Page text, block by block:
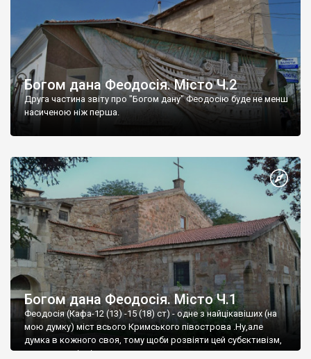
Богом дана Феодосія. Місто Ч.2
Друга частина звіту про "Богом дану" Феодосію буде не менш
насиченою ніж перша.
Богом дана Феодосія. Місто Ч.1
Феодосія (Кафа-12 (13) -15 (18) ст) - одне з найцікавіших (на
мою думку) міст всього Кримського півострова .Ну,але
думка в кожного своя, тому щоби розвіяти цей субєктивізм,
запрошую відвідати це